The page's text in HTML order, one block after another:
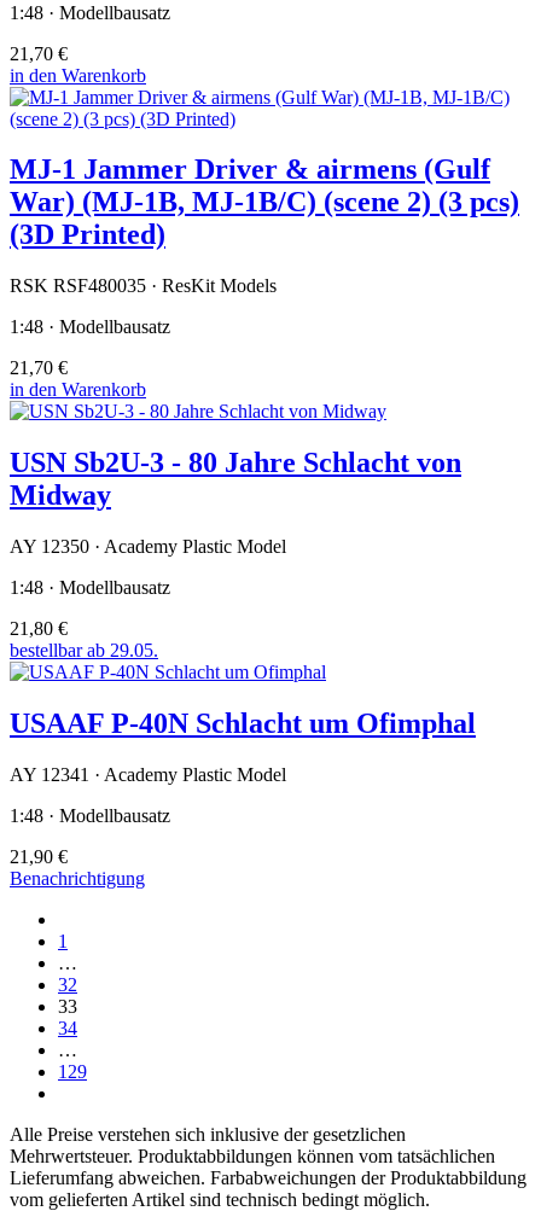
1:48 · Modellbausatz
21,70 €
in den Warenkorb
MJ-1 Jammer Driver & airmens (Gulf
War) (MJ-1B, MJ-1B/C) (scene 2) (3 pcs)
(3D Printed)
RSK RSF480035 · ResKit Models
1:48 · Modellbausatz
21,70 €
in den Warenkorb
USN Sb2U-3 - 80 Jahre Schlacht von
Midway
AY 12350 · Academy Plastic Model
1:48 · Modellbausatz
21,80 €
bestellbar ab 29.05.
USAAF P-40N Schlacht um Ofimphal
AY 12341 · Academy Plastic Model
1:48 · Modellbausatz
21,90 €
Benachrichtigung
1
…
32
33
34
…
129
Alle Preise verstehen sich inklusive der gesetzlichen
Mehrwertsteuer. Produktabbildungen können vom tatsächlichen
Lieferumfang abweichen. Farbabweichungen der Produktabbildung
vom gelieferten Artikel sind technisch bedingt möglich.